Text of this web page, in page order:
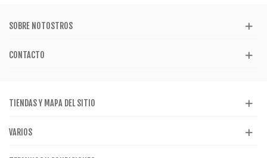
SOBRE NOTOSTROS
CONTACTO
TIENDAS Y MAPA DEL SITIO
VARIOS